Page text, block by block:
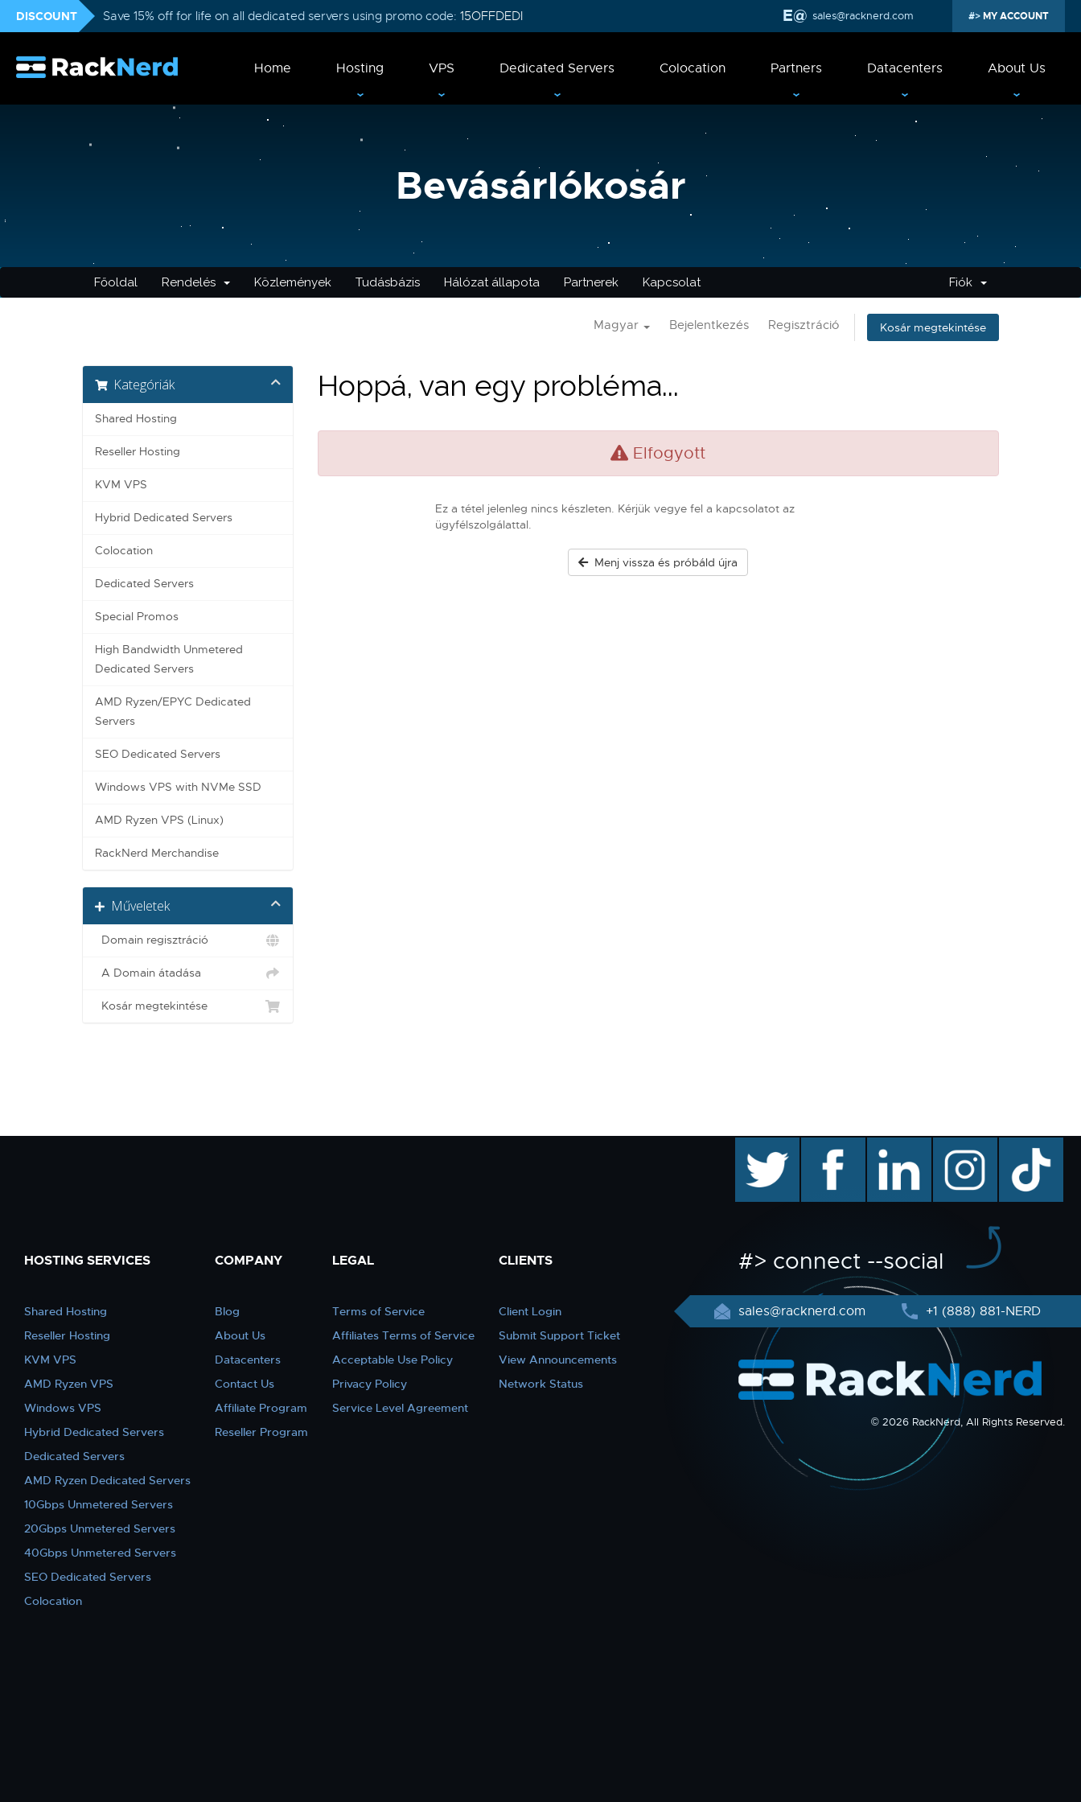
DISCOUNT Save 15% off for life on all dedicated servers using promo code: 15OFFDEDI sales@racknerd.com MY ACCOUNT
Home Hosting VPS Dedicated Servers Colocation Partners Datacenters About Us
Bevásárlókosár
Főoldal Rendelés Közlemények Tudásbázis Hálózat állapota Partnerek Kapcsolat Fiók
Magyar Bejelentkezés Regisztráció Kosár megtekintése
Kategóriák
Shared Hosting
Reseller Hosting
KVM VPS
Hybrid Dedicated Servers
Colocation
Dedicated Servers
Special Promos
High Bandwidth Unmetered
Dedicated Servers
AMD Ryzen/EPYC Dedicated
Servers
SEO Dedicated Servers
Windows VPS with NVMe SSD
AMD Ryzen VPS (Linux)
RackNerd Merchandise
Műveletek
Domain regisztráció
A Domain átadása
Kosár megtekintése
Hoppá, van egy probléma...
Elfogyott
Ez a tétel jelenleg nincs készleten. Kérjük vegye fel a kapcsolatot az
ügyfélszolgálattal.
Menj vissza és próbáld újra
HOSTING SERVICES
Shared Hosting
Reseller Hosting
KVM VPS
AMD Ryzen VPS
Windows VPS
Hybrid Dedicated Servers
Dedicated Servers
AMD Ryzen Dedicated Servers
10Gbps Unmetered Servers
20Gbps Unmetered Servers
40Gbps Unmetered Servers
SEO Dedicated Servers
Colocation
COMPANY
Blog
About Us
Datacenters
Contact Us
Affiliate Program
Reseller Program
LEGAL
Terms of Service
Affiliates Terms of Service
Acceptable Use Policy
Privacy Policy
Service Level Agreement
CLIENTS
Client Login
Submit Support Ticket
View Announcements
Network Status
facebook linkedin instagram TikTok
#> connect --social
sales@racknerd.com +1 (888) 881-NERD
© 2026 RackNerd, All Rights Reserved.